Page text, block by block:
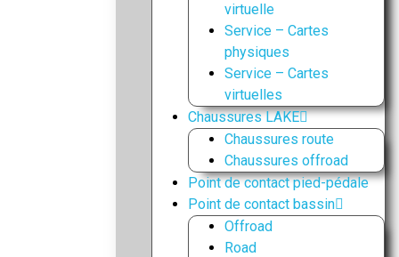
virtuelle
Service – Cartes
physiques
Service – Cartes
virtuelles
Chaussures LAKE
Chaussures route
Chaussures offroad
Point de contact pied-pédale
Point de contact bassin
Offroad
Road